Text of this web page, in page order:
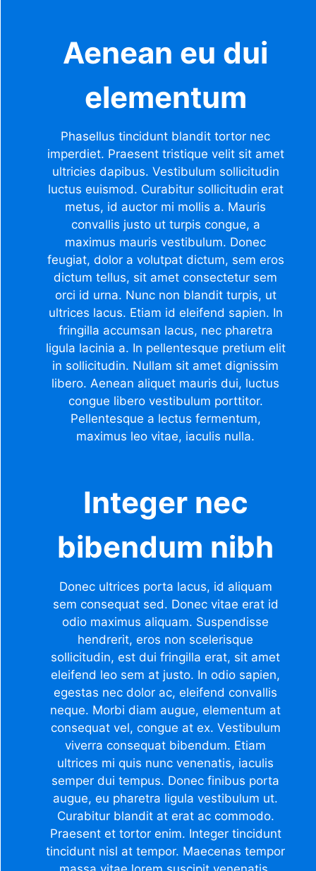
Aenean eu dui
elementum
Phasellus tincidunt blandit tortor nec
imperdiet. Praesent tristique velit sit amet
ultricies dapibus. Vestibulum sollicitudin
luctus euismod. Curabitur sollicitudin erat
metus, id auctor mi mollis a. Mauris
convallis justo ut turpis congue, a
maximus mauris vestibulum. Donec
feugiat, dolor a volutpat dictum, sem eros
dictum tellus, sit amet consectetur sem
orci id urna. Nunc non blandit turpis, ut
ultrices lacus. Etiam id eleifend sapien. In
fringilla accumsan lacus, nec pharetra
ligula lacinia a. In pellentesque pretium elit
in sollicitudin. Nullam sit amet dignissim
libero. Aenean aliquet mauris dui, luctus
congue libero vestibulum porttitor.
Pellentesque a lectus fermentum,
maximus leo vitae, iaculis nulla.
Integer nec
bibendum nibh
Donec ultrices porta lacus, id aliquam
sem consequat sed. Donec vitae erat id
odio maximus aliquam. Suspendisse
hendrerit, eros non scelerisque
sollicitudin, est dui fringilla erat, sit amet
eleifend leo sem at justo. In odio sapien,
egestas nec dolor ac, eleifend convallis
neque. Morbi diam augue, elementum at
consequat vel, congue at ex. Vestibulum
viverra consequat bibendum. Etiam
ultrices mi quis nunc venenatis, iaculis
semper dui tempus. Donec finibus porta
augue, eu pharetra ligula vestibulum ut.
Curabitur blandit at erat ac commodo.
Praesent et tortor enim. Integer tincidunt
tincidunt nisl at tempor. Maecenas tempor